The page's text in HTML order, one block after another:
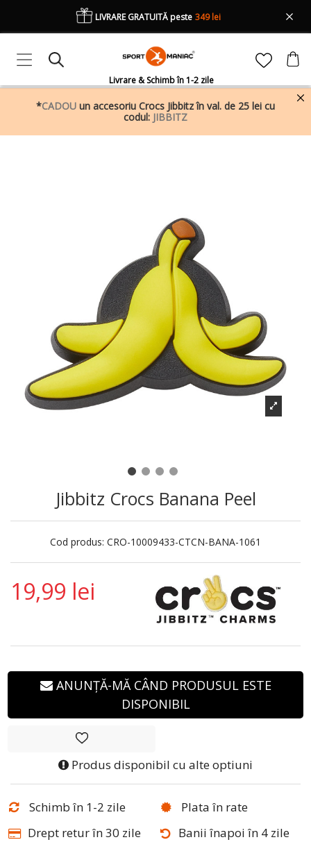
Livrare & Schimb în 1-2 zile
LIVRARE GRATUITĂ peste 349 lei
*CADOU un accesoriu Crocs Jibbitz în val. de 25 lei cu
codul: JIBBITZ
Jibbitz Crocs Banana Peel
Cod produs: CRO-10009433-CTCN-BANA-1061
19,99 lei
ANUNȚĂ-MĂ CÂND PRODUSUL ESTE
DISPONIBIL
Produs disponibil cu alte optiuni
Schimb în 1-2 zile
Plata în rate
Drept retur în 30 zile
Banii înapoi în 4 zile